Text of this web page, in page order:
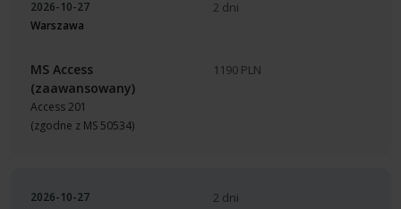
2026-10-27
Warszawa
MS Access
(zaawansowany)
Access 201
(zgodne z MS 50534)
2 dni
1190 PLN
2026-10-27
2 dni